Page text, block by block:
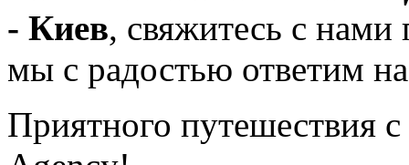
- Киев, свяжитесь с
мы с радостью ответим
Приятного путешествия